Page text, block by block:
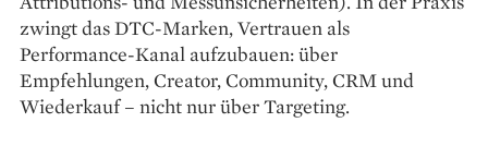
zwingt das DTC-Marken, Vertrauen als
Performance-Kanal aufzubauen: über
Empfehlungen, Creator, Community, CRM und
Wiederkauf – nicht nur über Targeting.